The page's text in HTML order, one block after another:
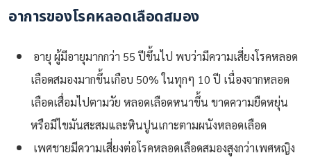
อาการของโรคหลอดเลือดสมอง
อายุ ผู้มีอายุมากกว่า 55 ปีขึ้นไป พบว่ามีความเสี่ยงโรคหลอด
เลือดสมองมากขึ้นเกือบ 50% ในทุกๆ 10 ปี เนื่องจากหลอด
เลือดเสื่อมไปตามวัย หลอดเลือดหนาขึ้น ขาดความยืดหยุ่น
หรือมีไขมันสะสมและหินปูนเกาะตามผนังหลอดเลือด
เพศชายมีความเสี่ยงต่อโรคหลอดเลือดสมองสูงกว่าเพศหญิง